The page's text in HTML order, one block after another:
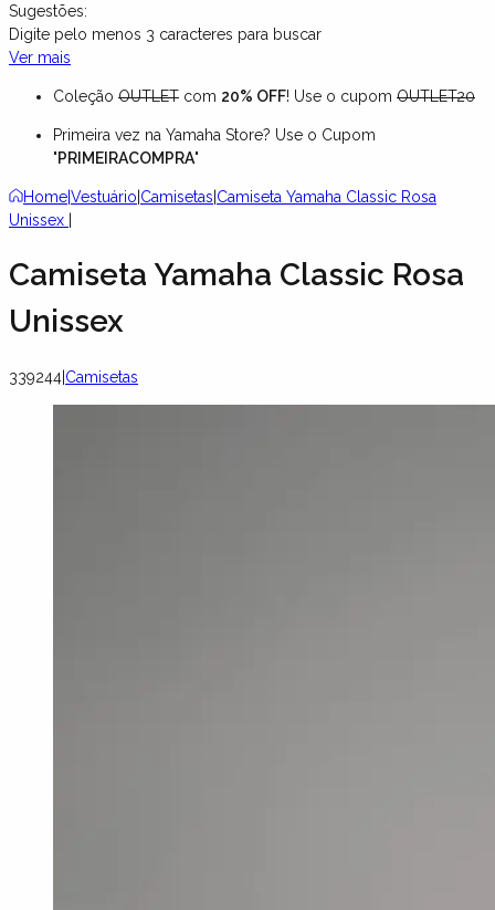
Sugestões:
Digite pelo menos 3 caracteres para buscar
Ver mais
Coleção OUTLET com 20% OFF! Use o cupom OUTLET20
Primeira vez na Yamaha Store? Use o Cupom
"PRIMEIRACOMPRA"
HomeVestuário Camisetas Camiseta Yamaha Classic Rosa
Unissex
Camiseta Yamaha Classic Rosa
Unissex
339244 Camisetas